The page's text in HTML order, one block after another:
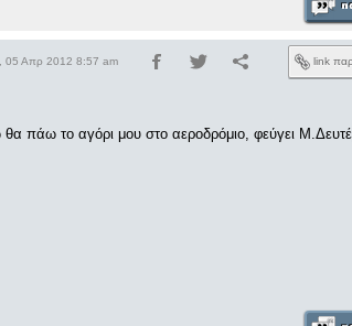
05 Απρ 2012 8:57 am link
πάω το αγόρι μου στο αεροδρόμιο, φεύγει